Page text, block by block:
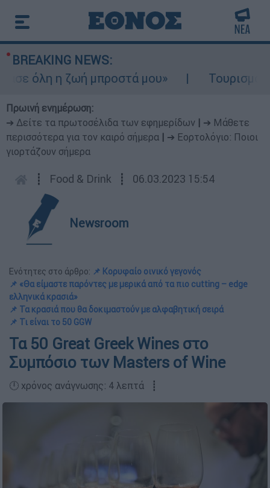
BREAKING NEWS:
η ζωή μπροστά μου»
Τουρισμός
Πρωινή ενημέρωση:
➔ Δείτε τα πρωτοσέλιδα των εφημερίδων
➔ Μάθετε
περισσότερα για τον καιρό σήμερα
➔ Εορτολόγιο: Ποιοι
γιορτάζουν σήμερα
┋ Food & Drink ┋ 06.03.2023 15:54
Newsroom
Ενότητες στο άρθρο: 📌 Κορυφαίο οινικό γεγονός
📌 «Θα είμαστε παρόντες με μερικά από τα πιο cutting – edge
ελληνικά κρασιά»
📌 Τα κρασιά που θα δοκιμαστούν με αλφαβητική σειρά
📌 Τι είναι το 50 GGW
Τα 50 Great Greek Wines στο
Συμπόσιο των Masters of Wine
🕛 χρόνος ανάγνωσης: 4 λεπτά ┋